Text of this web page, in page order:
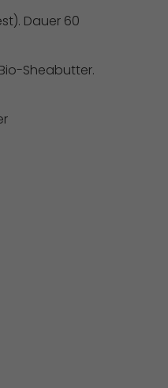
Dauer 60
Sheabutter.